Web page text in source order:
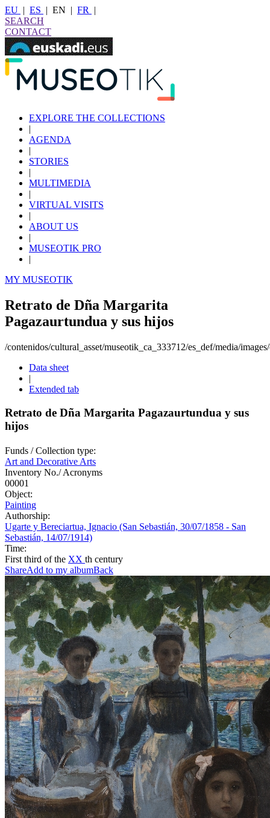
EU | ES | EN | FR
|
SEARCH
CONTACT
EXPLORE THE COLLECTIONS
|
AGENDA
|
STORIES
|
MULTIMEDIA
|
VIRTUAL VISITS
|
ABOUT US
|
MUSEOTIK PRO
|
MY MUSEOTIK
Retrato de Dña Margarita
Pagazaurtundua y sus hijos
/contenidos/cultural_asset/museotik_ca_333712/es_def/media/
Data sheet
|
Extended tab
Retrato de Dña Margarita Pagazaurtundua y sus
hijos
Funds / Collection type:
Art and Decorative Arts
Inventory No./ Acronyms
00001
Object:
Painting
Authorship:
Ugarte y Bereciartua, Ignacio (San Sebastián, 30/07/1858 - San
Sebastián, 14/07/1914)
Time:
First third of the XX th century
ShareAdd to my albumBack